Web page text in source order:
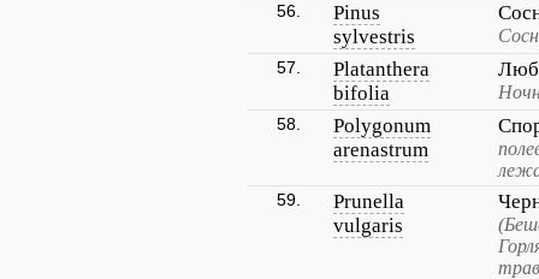
56.
Pinus
sylvestris
57.
Platanthera
bifolia
58.
Polygonum
arenastrum
59.
Prunella
vulgaris